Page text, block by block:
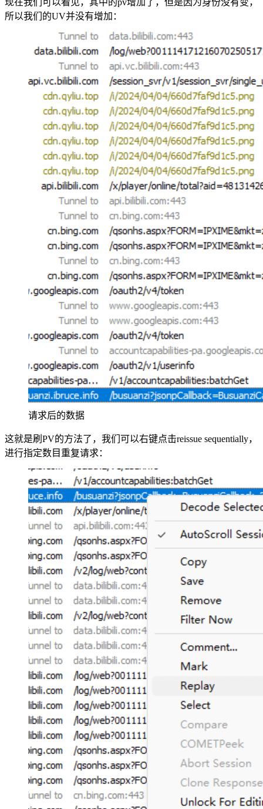
所以我们的UV并没有增加：
请求后的数据
这就是刷PV的方法了，我们可以右键点击reissue sequentially，
进行指定数目重复请求：